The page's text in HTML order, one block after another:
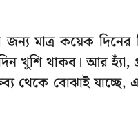
জন্য মাত্র কয়েক
খুশি থাকব। আর হ্যাঁ,
থেকে বোঝাই যাচ্ছে,